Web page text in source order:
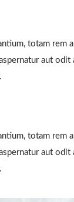
totam rem
aut
totam rem
aut